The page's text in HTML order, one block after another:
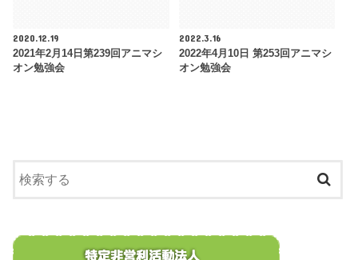
2020.12.19
2021年2月14日第239回アニマシ
オン勉強会
2022.3.16
2022年4月10日 第253回アニマシ
オン勉強会